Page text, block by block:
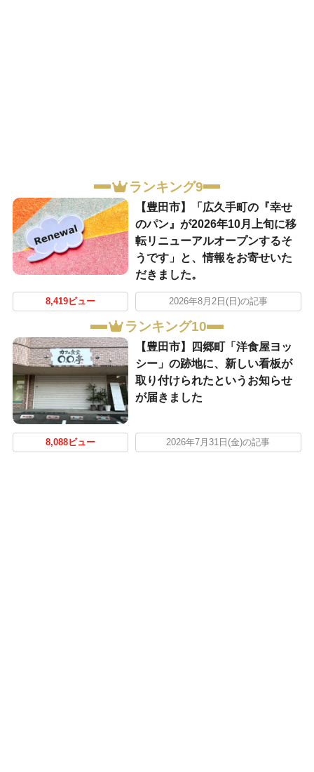
ランキング9
【豊田市】「広久手町の『幸せ
のパン』が2026年10月上旬に移
転リニューアルオープンするそ
うです」と、情報をお寄せいた
だきました。
8,419ビュー 2026年8月2日(日)の記事
ランキング10
【豊田市】四郷町「洋食屋ヨッ
シー」の跡地に、新しい看板が
取り付けられたというお知らせ
が届きました
8,088ビュー 2026年7月31日(金)の記事